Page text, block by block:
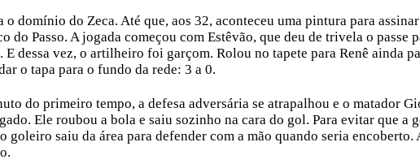
o domínio do Zeca. Até que, aos 32, aconteceu uma pintura para
do Passo. A jogada começou com Estêvão, que deu de trivela o passe
E dessa vez, o artilheiro foi garçom. Rolou no tapete para Renê ainda
o tapa para o fundo da rede: 3 a 0.
do primeiro tempo, a defesa adversária se atrapalhou e o matador
Ele roubou a bola e saiu sozinho na cara do gol. Para evitar que a
goleiro saiu da área para defender com a mão quando seria encoberto.